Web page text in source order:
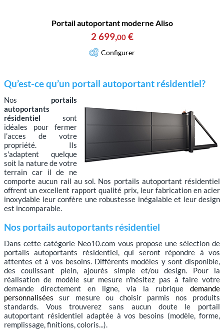
Portail autoportant moderne Aliso
2 699,00 €
Configurer
Qu’est-ce qu’un portail autoportant résidentiel?
Nos portails
autoportants
résidentiel sont
idéales pour fermer
l’acces de votre
propriété. Ils
s'adaptent quelque
soit la nature de votre
terrain car il de ne
comporte aucun rail au sol. Nos portails autoportant résidentiel
offrent un excellent rapport qualité prix, leur fabrication en acier
inoxydable leur confère une robustesse inégalable et leur design
est incomparable.
Nos portails autoportants résidentiel
Dans cette catégorie Neo10.com vous propose une sélection de
portails autoportants résidentiel, qui seront répondre à vos
attentes et à vos besoins. Différents modèles y sont disponible,
des coulissant plein, ajourés simple et/ou design. Pour la
réalisation de modèle sur mesure n'hésitez pas à faire votre
demande directement en ligne, via la rubrique demande
personnalisées sur mesure ou choisir parmis nos produits
standards. Vous trouverez sans aucun doute le portail
autoportant résidentiel adaptée à vos besoins (modèle, forme,
remplissage, finitions, coloris...).